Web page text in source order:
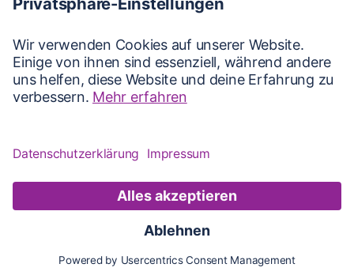
Karte Updates Konto
Karte